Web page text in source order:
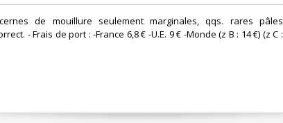
de mouillure seulement marginales, qqs. rares pâles
- Frais de port : -France 6,8 € -U.E. 9 € -Monde (z B : 14 €) (z C :